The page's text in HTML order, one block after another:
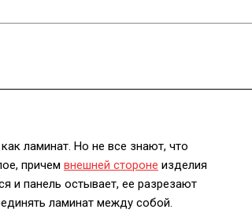
ламинат. Но не все знают, что
причем внешней стороне изделия
и панель остывает, ее разрезают
ламинат между собой.